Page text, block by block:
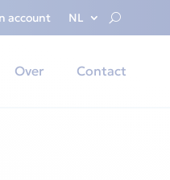
account NL
Over Contact